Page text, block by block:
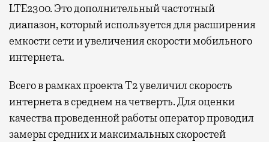
LTE2300. Это дополнительный частотный
диапазон, который используется для расширения
емкости сети и увеличения скорости мобильного
интернета.
Всего в рамках проекта Т2 увеличил скорость
интернета в среднем на четверть. Для оценки
качества проведенной работы оператор проводил
замеры средних и максимальных скоростей